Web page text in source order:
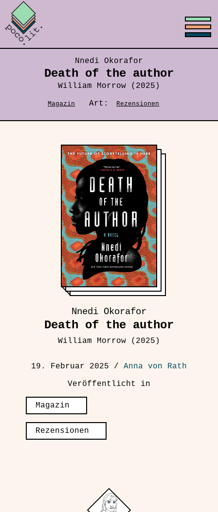
Nnedi Okorafor
Death of the author
William Morrow (2025)
Magazin Art: Rezensionen
Nnedi Okorafor
Death of the author
William Morrow (2025)
19. Februar 2025 / Anna von Rath
Veröffentlicht in
Magazin
Rezensionen